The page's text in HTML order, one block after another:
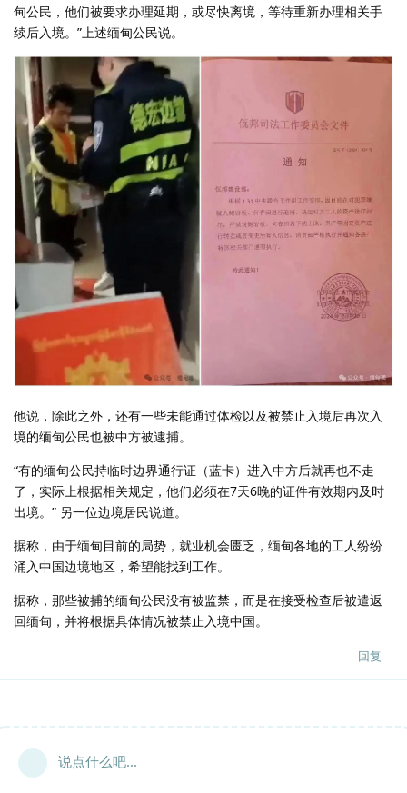
甸公民，他们被要求办理延期，或尽快离境，等待重新办理相关手
续后入境。”上述缅甸公民说。
他说，除此之外，还有一些未能通过体检以及被禁止入境后再次入
境的缅甸公民也被中方被逮捕。
“有的缅甸公民持临时边界通行证（蓝卡）进入中方后就再也不走
了，实际上根据相关规定，他们必须在7天6晚的证件有效期内及时
出境。” 另一位边境居民说道。
据称，由于缅甸目前的局势，就业机会匮乏，缅甸各地的工人纷纷
涌入中国边境地区，希望能找到工作。
据称，那些被捕的缅甸公民没有被监禁，而是在接受检查后被遣返
回缅甸，并将根据具体情况被禁止入境中国。
回复
说点什么吧...